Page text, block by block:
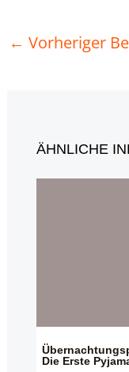
← Vorheriger
ÄHNLICHE
Die Erste